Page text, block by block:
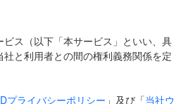
ス（以下「本サービス」といい、具
と利用者との間の権利義務関係を定
プライバシーポリシー 」及び「当社ウ